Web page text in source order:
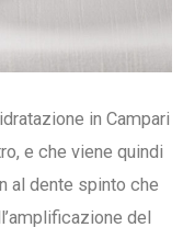
in Campari
e che viene quindi
al dente spinto che
del